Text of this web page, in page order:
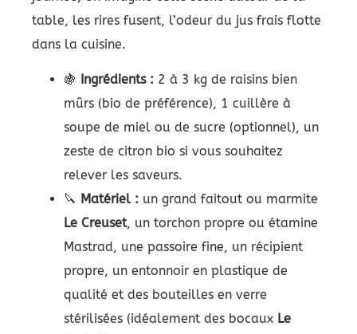
table, les rires fusent, l’odeur du jus frais flotte
dans la cuisine.
🍇 Ingrédients : 2 à 3 kg de raisins bien
mûrs (bio de préférence), 1 cuillère à
soupe de miel ou de sucre (optionnel), un
zeste de citron bio si vous souhaitez
relever les saveurs.
🔪 Matériel : un grand faitout ou marmite
Le Creuset, un torchon propre ou étamine
Mastrad, une passoire fine, un récipient
propre, un entonnoir en plastique de
qualité et des bouteilles en verre
stérilisées (idéalement des bocaux Le